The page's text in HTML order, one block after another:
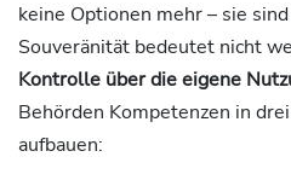
keine Optionen mehr – sie
Souveränität bedeutet nicht
Kontrolle über die eigene
Behörden Kompetenzen in
aufbauen: